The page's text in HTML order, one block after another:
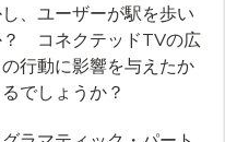
、ユーザーが駅を歩い
？ コネクテッドTVの広
行動に影響を与えたか
でしょうか？